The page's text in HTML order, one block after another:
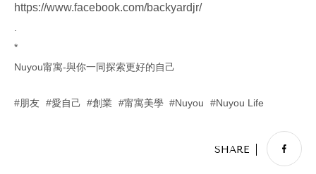
https://www.facebook.com/backyardjr/
*
Nuyou甯寓-與你一同探索更好的自己
朋友 愛自己 創業 甯寓美學 Nuyou Nuyou Life